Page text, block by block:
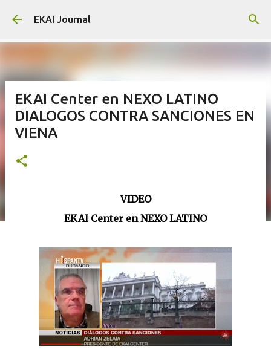
EKAI Journal
EKAI Center en NEXO LATINO
DIALOGOS CONTRA SANCIONES EN
VIENA
VIDEO
EKAI Center en NEXO LATINO